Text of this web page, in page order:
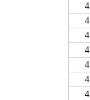
4
4
4
4
4
4
4